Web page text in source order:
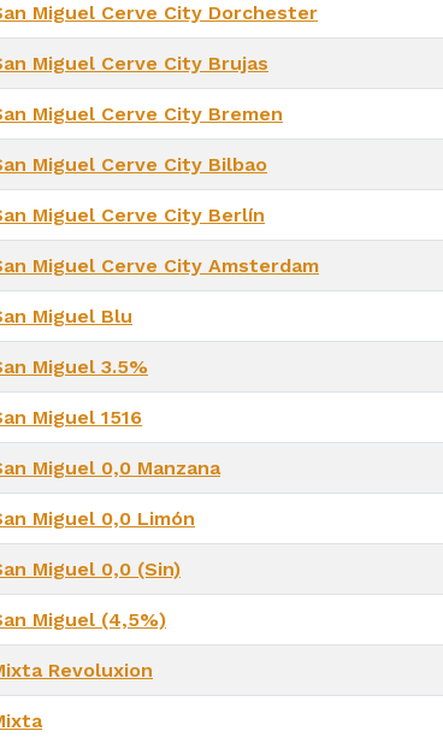
Miguel Cerve City Dorchester
Miguel Cerve City Brujas
Miguel Cerve City Bremen
Miguel Cerve City Bilbao
Miguel Cerve City Berlín
Miguel Cerve City Amsterdam
Miguel Blu
Miguel 3.5%
Miguel 1516
Miguel 0,0 Manzana
Miguel 0,0 Limón
Miguel 0,0 (Sin)
Miguel (4,5%)
Revoluxion